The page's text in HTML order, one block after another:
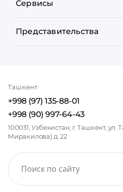
Сервисы
Представительства
Ташкент
+998 (97) 135-88-01
+998 (90) 997-64-43
100031, Узбекистан, г. Ташкент, ул.
Миракилова) д. 22